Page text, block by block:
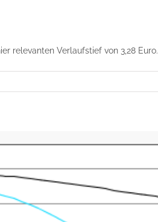
relevanten Verlaufstief von 3,28 Euro.